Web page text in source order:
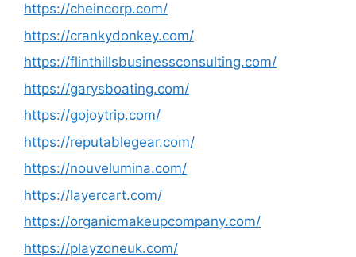
https://cheincorp.com/
https://crankydonkey.com/
https://flinthillsbusinessconsulting.com/
https://garysboating.com/
https://gojoytrip.com/
https://reputablegear.com/
https://nouvelumina.com/
https://layercart.com/
https://organicmakeupcompany.com/
https://playzoneuk.com/